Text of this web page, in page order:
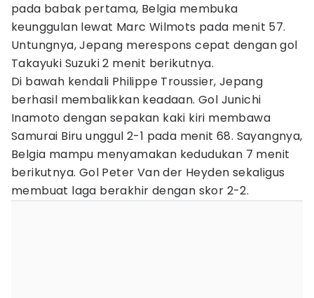
pada babak pertama, Belgia membuka
keunggulan lewat Marc Wilmots pada menit 57.
Untungnya, Jepang merespons cepat dengan gol
Takayuki Suzuki 2 menit berikutnya.
Di bawah kendali Philippe Troussier, Jepang
berhasil membalikkan keadaan. Gol Junichi
Inamoto dengan sepakan kaki kiri membawa
Samurai Biru unggul 2-1 pada menit 68. Sayangnya,
Belgia mampu menyamakan kedudukan 7 menit
berikutnya. Gol Peter Van der Heyden sekaligus
membuat laga berakhir dengan skor 2-2.